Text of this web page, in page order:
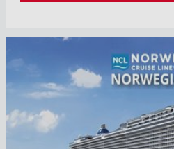
13.10.2026 –
(1